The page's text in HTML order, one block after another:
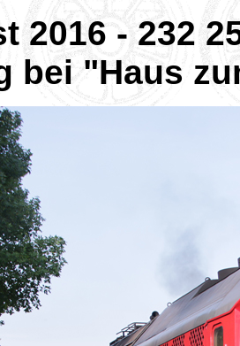
2016 - 232
bei "Haus